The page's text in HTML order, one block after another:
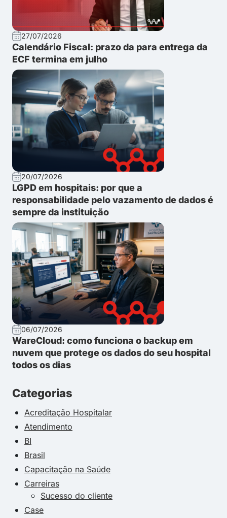
27/07/2026
Calendário Fiscal: prazo da para entrega da
ECF termina em julho
20/07/2026
LGPD em hospitais: por que a
responsabilidade pelo vazamento de dados é
sempre da instituição
06/07/2026
WareCloud: como funciona o backup em
nuvem que protege os dados do seu hospital
todos os dias
Categorias
Acreditação Hospitalar
Atendimento
BI
Brasil
Capacitação na Saúde
Carreiras
Sucesso do cliente
Case